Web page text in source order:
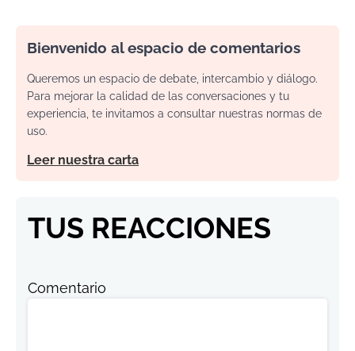
Bienvenido al espacio de comentarios
Queremos un espacio de debate, intercambio y diálogo.
Para mejorar la calidad de las conversaciones y tu
experiencia, te invitamos a consultar nuestras normas de
uso.
Leer nuestra carta
TUS REACCIONES
Comentario